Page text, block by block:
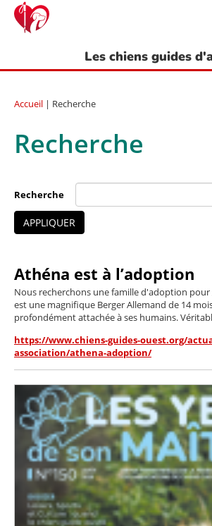
Aller
contenu
Les chiens guides
Accueil | Recherche
Recherche
Recherche
APPLIQUER
Athéna est à l’adoption
Nous recherchons une famille d'adoption
est une magniﬁque Berger Allemand de 14
profondément attachée à ses humains.
https://www.chiens-guides-ouest.org/
association/athena-adoption/